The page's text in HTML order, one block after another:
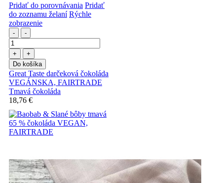
Pridať do porovnávania Pridať
do zoznamu želaní Rýchle
zobrazenie
- -
+
+
Do košíka
Great Taste darčeková čokoláda
VEGÁNSKA, FAIRTRADE
Tmavá čokoláda
18,76 €